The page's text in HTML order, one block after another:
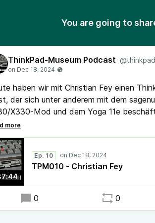
You are going to
ThinkPad-Museum Podcast
haben wir mit Christian Fey einen
der sich unter anderem mit dem
X330-Mod und dem Yoga 11e
ThinkPhone 25 hat Motorolla ein
vorgestellt. Notebookcheck
Touchpad getestet und mit dem
Im Museum gab es mit einem T410s einer
3 wieder Neuzugänge.
Ep. 10
TPM010 - Christian Fey
0 0